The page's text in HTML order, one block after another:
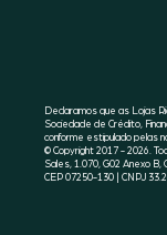
Declaramos que as Lojas
Sociedade de Crédito,
conforme estipulado pelas
© Copyright 2017 - 2026.
Sales, 1.070, G02 Anexo B,
CEP 07250-130 | CNPJ